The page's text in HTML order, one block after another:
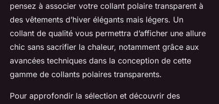
pensez à associer votre collant polaire transparent à
des vêtements d’hiver élégants mais légers. Un
collant de qualité vous permettra d’afficher une allure
chic sans sacrifier la chaleur, notamment grâce aux
avancées techniques dans la conception de cette
gamme de collants polaires transparents.
Pour approfondir la sélection et découvrir des